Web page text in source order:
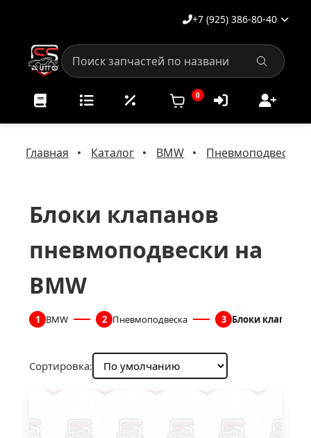
+7 (925) 386-80-40
0
Главная Каталог BMW Пневмоподвеска
Блоки клапанов
пневмоподвески на
BMW
1 BMW 2 Пневмоподвеска 3 Блоки
Сортировка: